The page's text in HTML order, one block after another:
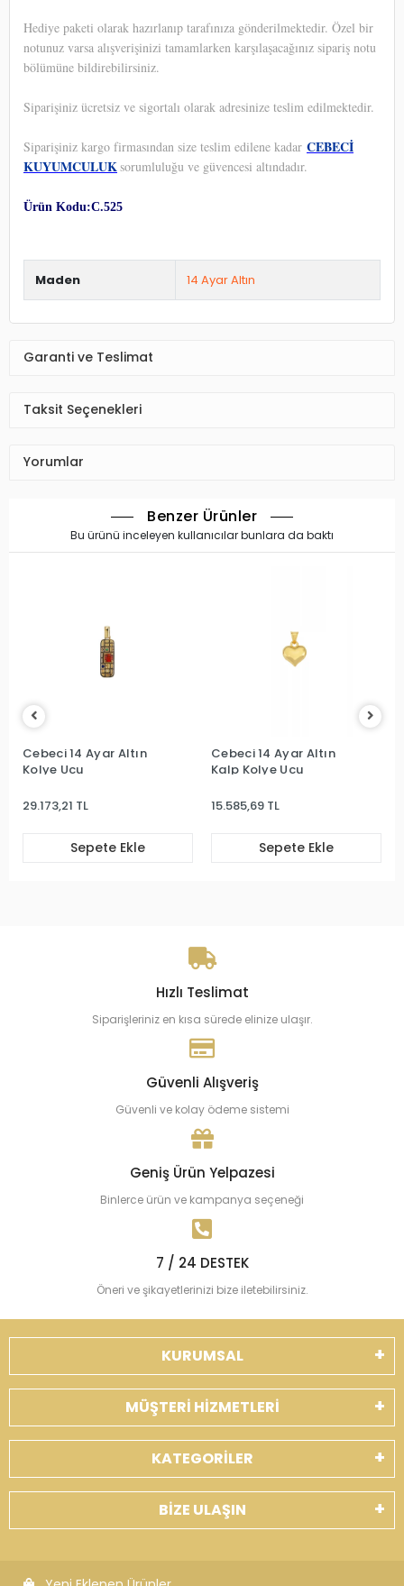
Hediye paketi olarak hazırlanıp tarafınıza gönderilmektedir. Özel bir
notunuz varsa alışverişinizi tamamlarken karşılaşacağınız sipariş notu
bölümüne bildirebilirsiniz.
Siparişiniz ücretsiz ve sigortalı olarak adresinize teslim edilmektedir.
Siparişiniz kargo firmasından size teslim edilene kadar CEBECİ
KUYUMCULUKsorumluluğu ve güvencesi altındadır.
Ürün Kodu:C.525
Maden 14 Ayar Altın
Garanti ve Teslimat
Taksit Seçenekleri
Yorumlar
Benzer Ürünler
Bu ürünü inceleyen kullanıcılar bunlara da baktı
Cebeci 14 Ayar Altın
Kolye Ucu
29.173,21 TL
Sepete Ekle
Cebeci 14 Ayar Altın
Kalp Kolye Ucu
15.585,69 TL
Sepete Ekle
Hızlı Teslimat
Siparişleriniz en kısa sürede elinize ulaşır.
Güvenli Alışveriş
Güvenli ve kolay ödeme sistemi
Geniş Ürün Yelpazesi
Binlerce ürün ve kampanya seçeneği
7 / 24 DESTEK
Öneri ve şikayetlerinizi bize iletebilirsiniz.
KURUMSAL
MÜŞTERİ HİZMETLERİ
KATEGORİLER
BİZE ULAŞIN